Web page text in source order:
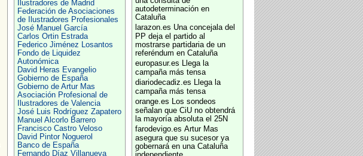
Ilustradores de Madrid
Federación de Asociaciones
de Ilustradores Profesionales
José Manuel García
Carlos Ortin Estrada
Federico Jiménez Losantos
Fondo de Liquidez
Autonómica
David Heras Evangelio
Gobierno de España
Gobierno de Artur Mas
Asociación Profesional de
Ilustradores de Valencia
José Luis Rodríguez Zapatero
Manuel Alcorlo Barrero
Francisco Castro Veloso
David Pintor Noguerol
Banco de España
Fernando Díaz Villanueva
autodeterminación en
Cataluña
larazon.es Una concejala del
PP deja el partido al
mostrarse partidaria de un
referéndum en Cataluña
europasur.es Llega la
campaña más tensa
diariodecadiz.es Llega la
campaña más tensa
orange.es Los sondeos
señalan que CiU no obtendrá
la mayoría absoluta el 25N
farodevigo.es Artur Mas
asegura que su sucesor ya
gobernará en una Cataluña